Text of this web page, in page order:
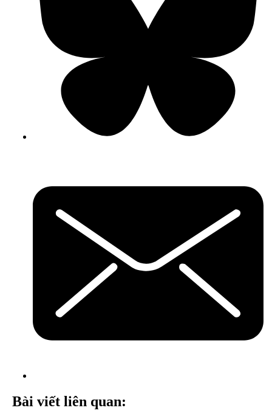
Bài viết liên quan: